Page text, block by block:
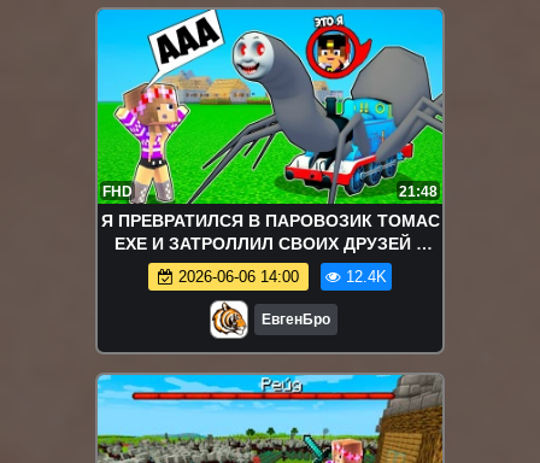
FHD 21:48
Я ПРЕВРАТИЛСЯ В ПАРОВОЗИК ТОМАС
ЕХЕ И ЗАТРОЛЛИЛ СВОИХ ДРУЗЕЙ в
майнкрафт! девушка новичок видео
minecraft
2026-06-06 14:00 12.4K
ЕвгенБро